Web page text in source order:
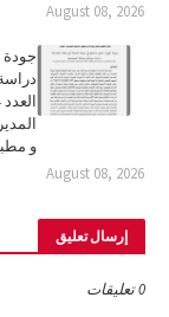
August 08, 2026
جودة
و مطبعة
August 08, 2026
إرسال تعليق
0 تعليقات